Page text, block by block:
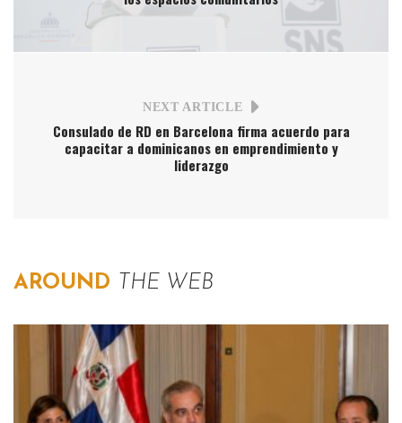
NEXT ARTICLE
Consulado de RD en Barcelona firma acuerdo para
capacitar a dominicanos en emprendimiento y
liderazgo
AROUND THE WEB